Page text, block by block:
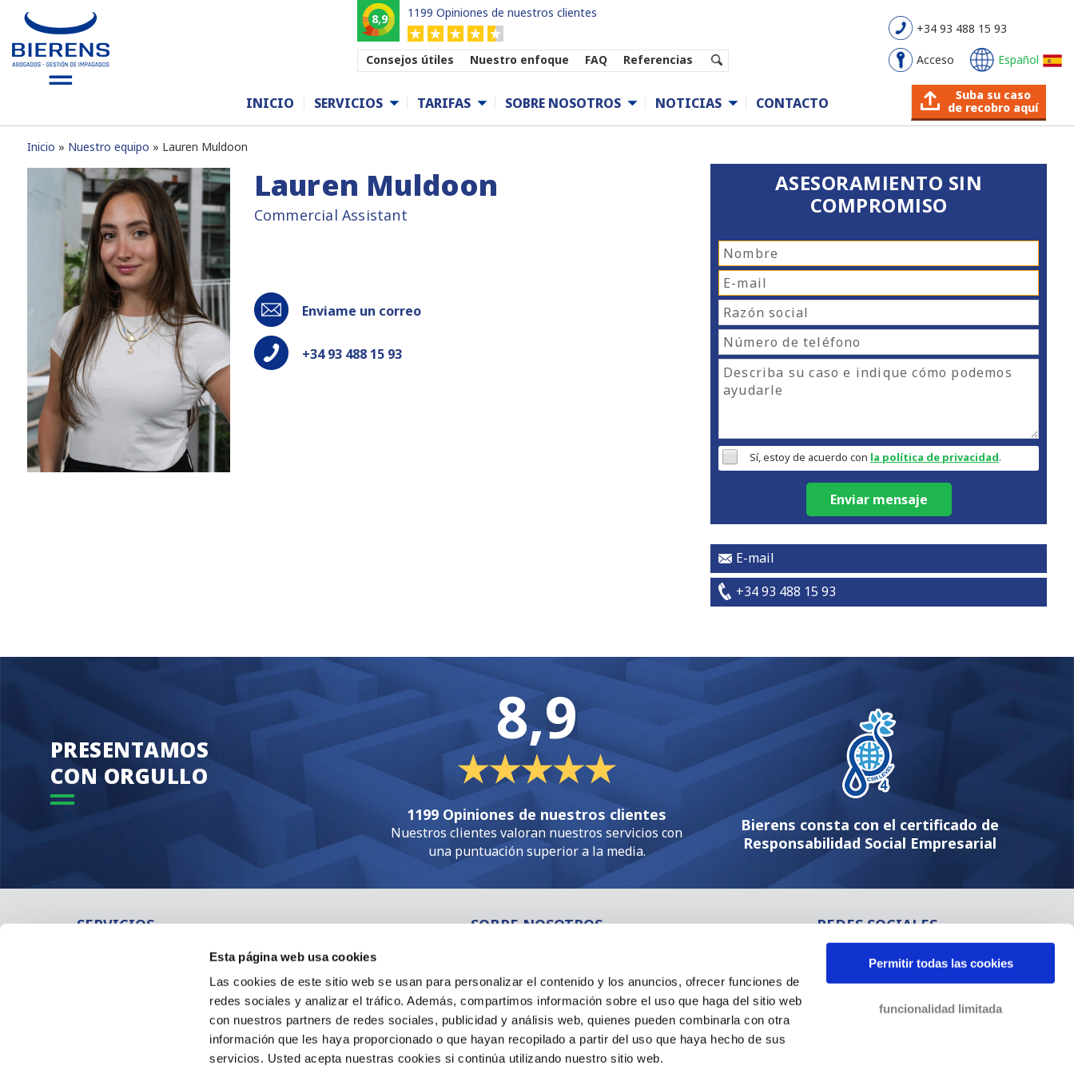
Esta página web usa cookies
Las cookies de este sitio web se usan para personalizar el contenido y los anuncios, ofrecer funciones de
redes sociales y analizar el tráfico. Además, compartimos información sobre el uso que haga del sitio web
con nuestros partners de redes sociales, publicidad y análisis web, quienes pueden combinarla con otra
información que les haya proporcionado o que hayan recopilado a partir del uso que haya hecho de sus
servicios. Usted acepta nuestras cookies si continúa utilizando nuestro sitio web.
Permitir todas las cookies
funcionalidad limitada
8,9 1199 Opiniones de nuestros clientes
Consejos útiles Nuestro enfoque FAQ Referencias
+34 93 488 15 93
Acceso Español
INICIO SERVICIOS TARIFAS SOBRE NOSOTROS NOTICIAS CONTACTO
Suba su caso
de recobro aquí
Inicio Nuestro equipo Lauren Muldoon
Lauren Muldoon
Commercial Assistant
Enviame un correo
+34 93 488 15 93
ASESORAMIENTO SIN
COMPROMISO
Sí, estoy de acuerdo con la política de privacidad.
Enviar mensaje
E-mail
+34 93 488 15 93
PRESENTAMOS
CON ORGULLO
8,9
1199 Opiniones de nuestros clientes
Nuestros clientes valoran nuestros servicios con
una puntuación superior a la media.
Bierens consta con el certificado de
Responsabilidad Social Empresarial
SERVICIOS
Recobro de impagados internacional
Recobro de impagos en España
Recobro de créditos fuera de Europa
Gestión de Créditos
SOBRE NOSOTROS
Nuestra Fuerza
Historia
Referencias
Vacantes
REDES SOCIALES
Instagram
YouTube